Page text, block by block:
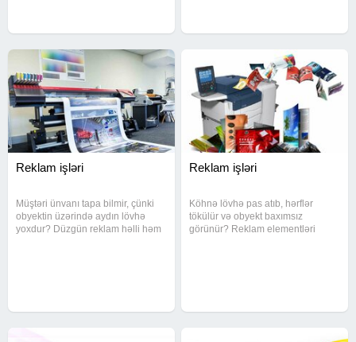
Reklam işləri
Müştəri ünvanı tapa bilmir, çünki
obyektin üzərində aydın lövhə
yoxdur? Düzgün reklam həlli həm
Reklam işləri
Köhnə lövhə pas atıb, hərflər
tökülür və obyekt baxımsız
görünür? Reklam elementləri